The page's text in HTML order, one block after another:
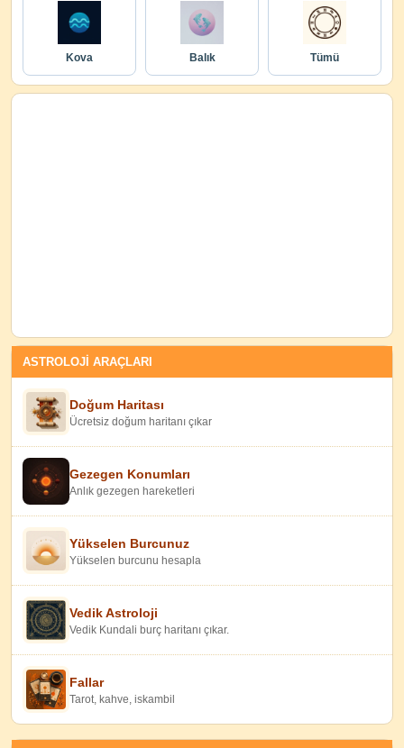
Kova Balık Tümü
ASTROLOJİ ARAÇLARI
Doğum Haritası
Ücretsiz doğum haritanı çıkar
Gezegen Konumları
Anlık gezegen hareketleri
Yükselen Burcunuz
Yükselen burcunu hesapla
Vedik Astroloji
Vedik Kundali burç haritanı çıkar.
Fallar
Tarot, kahve, iskambil